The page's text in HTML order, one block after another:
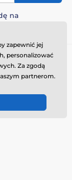
na
zapewnić jej
personalizować
Za zgodą
partnerom.